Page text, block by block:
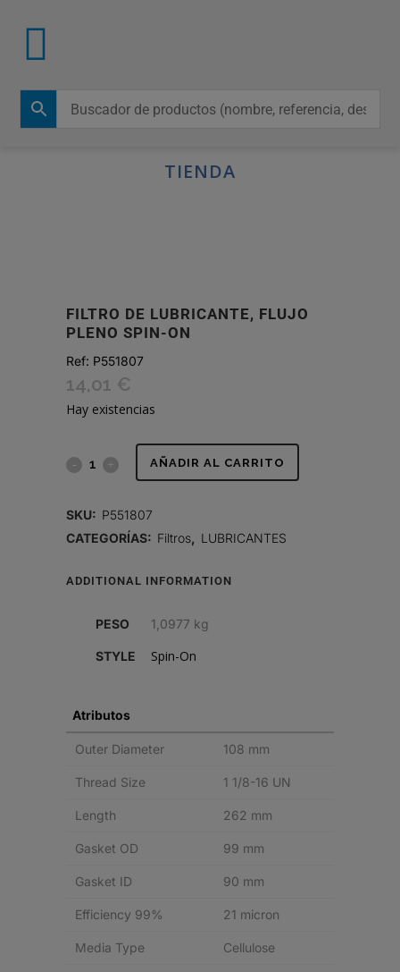
TIENDA
FILTRO DE LUBRICANTE, FLUJO
PLENO SPIN-ON
Ref: P551807
14,01 €
Hay existencias
FILTRO
LUBRICANTE,
SPIN-
AÑADIR AL CARRITO
SKU: P551807
CATEGORÍAS: Filtros LUBRICANTES
ADDITIONAL INFORMATION
PESO 1,0977 kg
STYLE Spin-On
Atributos
Outer Diameter 108 mm
Thread Size 1 1/8-16 UN
Length 262 mm
Gasket OD 99 mm
Gasket ID 90 mm
Efficiency 99% 21 micron
Media Type Cellulose